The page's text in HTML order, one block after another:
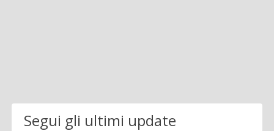
Segui gli ultimi update